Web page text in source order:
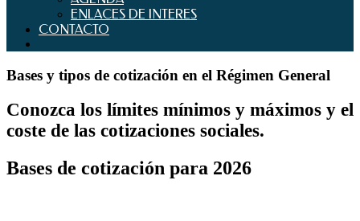
ENLACES DE INTERES
CONTACTO
Bases y tipos de cotización en el Régimen General
Conozca los límites mínimos y máximos y el
coste de las cotizaciones sociales.
Bases de cotización para 2026